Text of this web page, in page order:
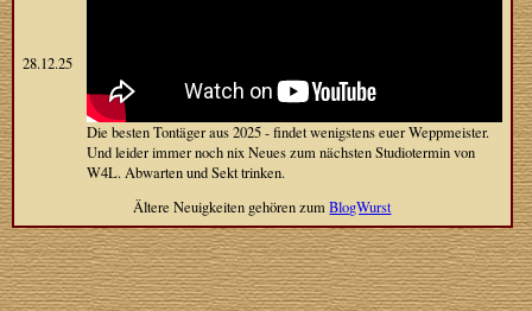
28.12.25
Die besten Tontäger aus 2025 - findet wenigstens euer Weppmeister.
Und leider immer noch nix Neues zum nächsten Studiotermin von
W4L. Abwarten und Sekt trinken.
Ältere Neuigkeiten gehören zumBlogWurst